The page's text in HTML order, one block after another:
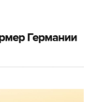
Германии